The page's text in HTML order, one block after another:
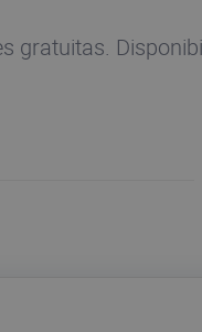
gratuitas.